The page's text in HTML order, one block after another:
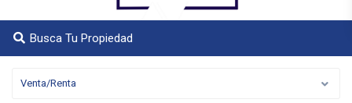
Busca Tu Propiedad
Venta/Renta